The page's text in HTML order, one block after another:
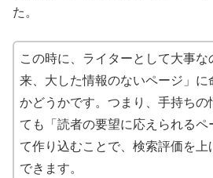
た。
この時に、ライターとして大事な
来、大した情報のないページ」に
かどうかです。つまり、手持ちの
ても「読者の要望に応えられるペ
て作り込むことで、検索評価を上
できます。